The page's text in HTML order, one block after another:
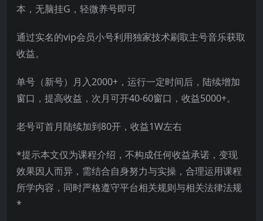
本，无脑挂G，轻微养号即可
通过实名的vip会员小号利用独家技术刷取主号音乐获取
收益。
单号（新号）月入2000+，运行一定时间后，陆续增加
窗口，提高收益，次月可开40-60窗口，收益5000+。
老号可首月陆续加到80开，收益1W左右
*提示本文仅为课程介绍，不构成任何收益承诺，变现
效果因人而异，需结合自身努力与实操，合理运用课程
所学内容，同时严格遵守平台相关规则与相关法律法规
*